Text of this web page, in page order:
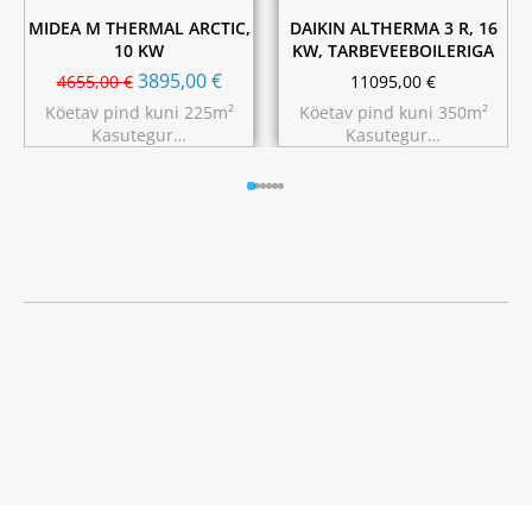
MIDEA M THERMAL ARCTIC,
10 KW
4655,00€ 3895,00€
Köetav pind kuni 225m²
Kasutegur…
DAIKIN ALTHERMA 3 R, 16
KW, TARBEVEEBOILERIGA
11095,00 €
Köetav pind kuni 350m²
Kasutegur…